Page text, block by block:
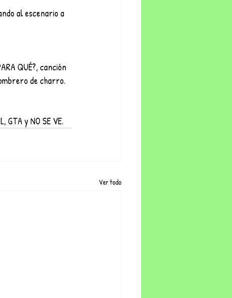
al escenario a
QUÉ?, canción
de charro.
y NO SE VE.
Ver todo